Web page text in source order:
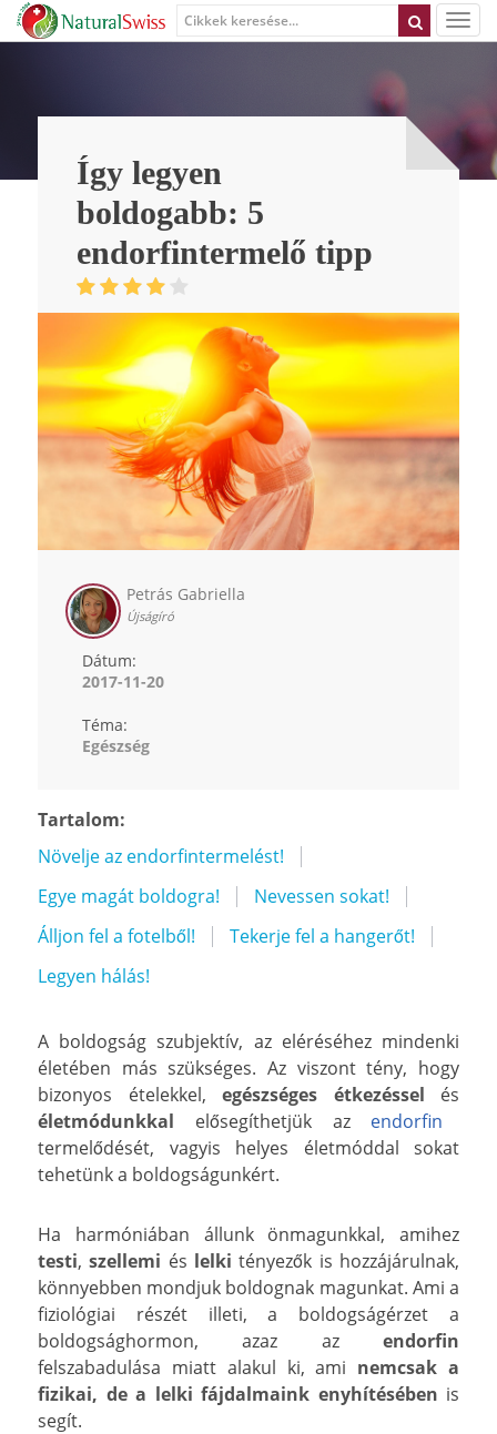
Így legyen
boldogabb: 5
endorfintermelő tipp
Petrás Gabriella
Újságíró
Dátum:
2017-11-20
Téma:
Egészség
Tartalom:
Növelje az endorfintermelést!
Egye magát boldogra!
Nevessen sokat!
Álljon fel a fotelből!
Tekerje fel a hangerőt!
Legyen hálás!
A boldogság szubjektív, az eléréséhez mindenki
életében más szükséges. Az viszont tény, hogy
bizonyos ételekkel, egészséges étkezéssel és
életmódunkkal
elősegíthetjük az endorfin
termelődését, vagyis helyes életmóddal sokat
tehetünk a boldogságunkért.
Ha harmóniában állunk önmagunkkal, amihez
testi,szellemi és lelki tényezők is hozzájárulnak,
könnyebben mondjuk boldognak magunkat. Ami a
fiziológiai részét illeti, a boldogságérzet a
boldogsághormon, azaz az endorfin
felszabadulása miatt alakul ki, ami nemcsak a
fizikai, de a lelki fájdalmaink enyhítésében is
segít.